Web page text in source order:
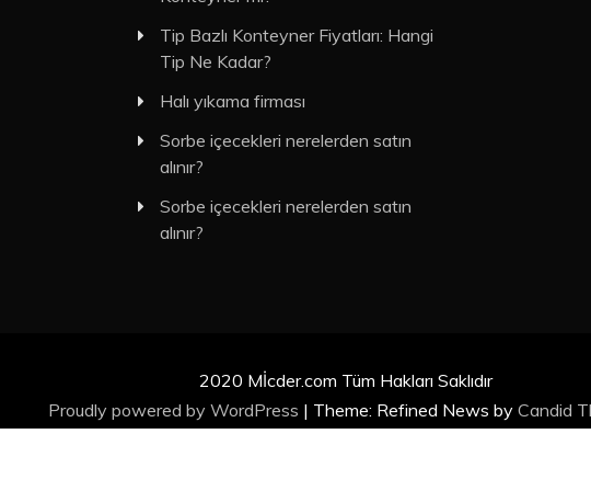
Tip Bazlı Konteyner Fiyatları: Hangi
Tip Ne Kadar?
Halı yıkama firması
Sorbe içecekleri nerelerden satın
alınır?
Sorbe içecekleri nerelerden satın
alınır?
2020 Mİcder.com Tüm Hakları Saklıdır
Proudly powered by WordPress | Theme: Refined News by Candid